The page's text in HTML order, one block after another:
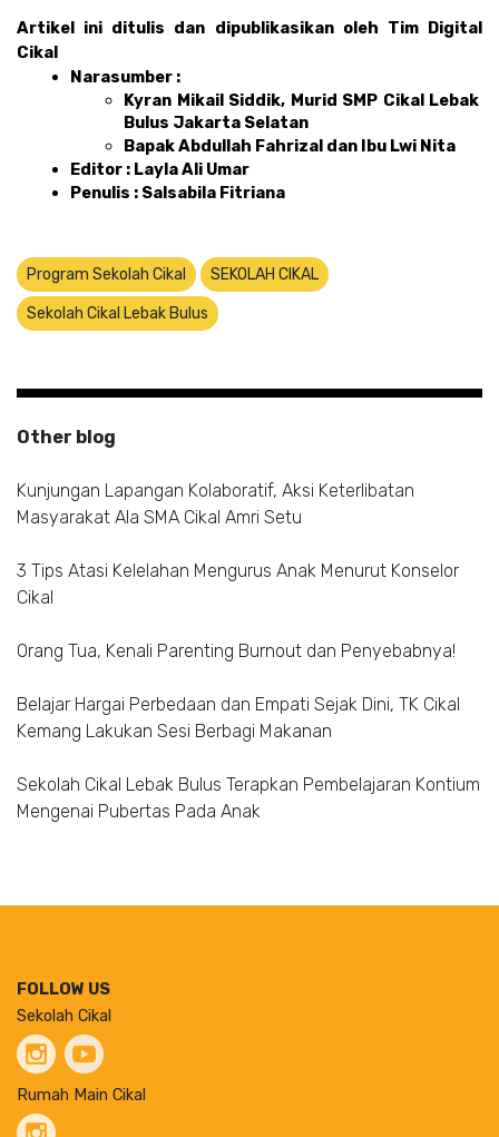
Artikel ini ditulis dan dipublikasikan oleh Tim Digital
Cikal
Narasumber :
Kyran Mikail Siddik, Murid SMP Cikal Lebak
Bulus Jakarta Selatan
Bapak Abdullah Fahrizal dan Ibu Lwi Nita
Editor : Layla Ali Umar
Penulis : Salsabila Fitriana
Program Sekolah Cikal SEKOLAH CIKAL
Sekolah Cikal Lebak Bulus
Other blog
Kunjungan Lapangan Kolaboratif, Aksi Keterlibatan
Masyarakat Ala SMA Cikal Amri Setu
3 Tips Atasi Kelelahan Mengurus Anak Menurut Konselor
Cikal
Orang Tua, Kenali Parenting Burnout dan Penyebabnya!
Belajar Hargai Perbedaan dan Empati Sejak Dini, TK Cikal
Kemang Lakukan Sesi Berbagi Makanan
Sekolah Cikal Lebak Bulus Terapkan Pembelajaran Kontium
Mengenai Pubertas Pada Anak
FOLLOW US
Sekolah Cikal
Rumah Main Cikal